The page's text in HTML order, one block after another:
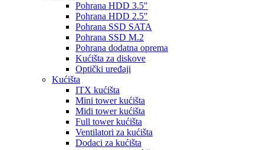
Pohrana HDD 3.5"
Pohrana HDD 2.5"
Pohrana SSD SATA
Pohrana SSD M.2
Pohrana dodatna oprema
Kućišta za diskove
Optički uređaji
Kućišta
ITX kućišta
Mini tower kućišta
Midi tower kućišta
Full tower kućišta
Ventilatori za kućišta
Dodaci za kućišta